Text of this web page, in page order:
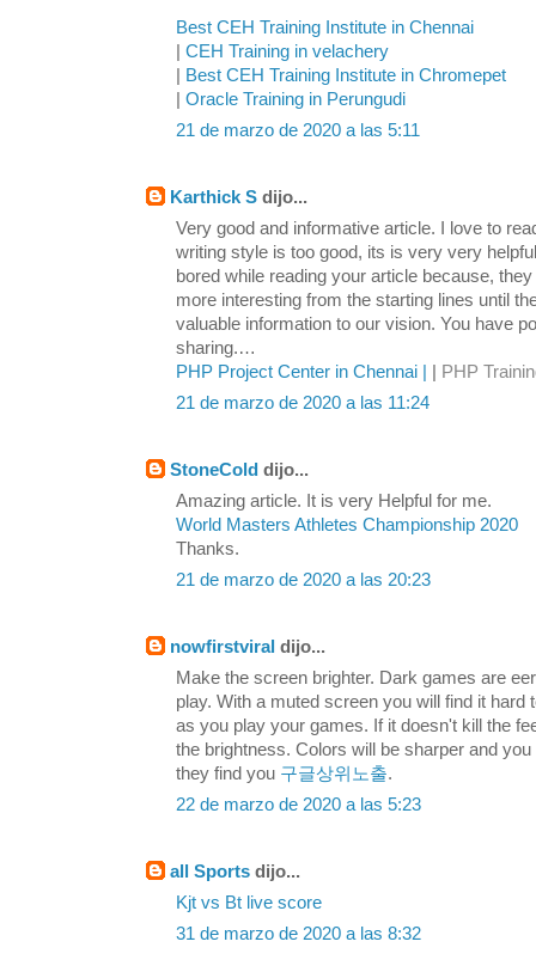
Best CEH Training Institute in Chennai
CEH Training in velachery
Best CEH Training Institute in Chromepet
Oracle Training in Perungudi
21 de marzo de 2020 a las 5:11
Karthick S dijo...
Very good and informative article. I love to
writing style is too good, its is very very
bored while reading your article because,
more interesting from the starting lines until
valuable information to our vision. You have
sharing.…
PHP Project Center in Chennai |
PHP
21 de marzo de 2020 a las 11:24
StoneCold dijo...
Amazing article. It is very Helpful for me.
World Masters Athletes Championship 2020
Thanks.
21 de marzo de 2020 a las 20:23
nowfirstviral dijo...
Make the screen brighter. Dark games are
play. With a muted screen you will find it hard
as you play your games. If it doesn't kill the
the brightness. Colors will be sharper and
they find you 구글상위노출.
22 de marzo de 2020 a las 5:23
all Sports dijo...
Kjt vs Bt live score
31 de marzo de 2020 a las 8:32